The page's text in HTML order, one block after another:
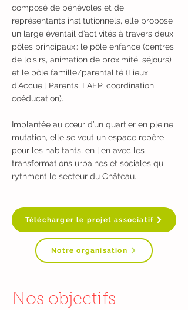
composé de bénévoles et de
représentants institutionnels, elle propose
un large éventail d’activités à travers deux
pôles principaux : le pôle enfance (centres
de loisirs, animation de proximité, séjours)
et le pôle famille/parentalité (Lieux
d’Accueil Parents, LAEP, coordination
coéducation).
Implantée au cœur d’un quartier en pleine
mutation, elle se veut un espace repère
pour les habitants, en lien avec les
transformations urbaines et sociales qui
rythment le secteur du Château.
Télécharger le projet associatif
Notre organisation
Nos objectifs